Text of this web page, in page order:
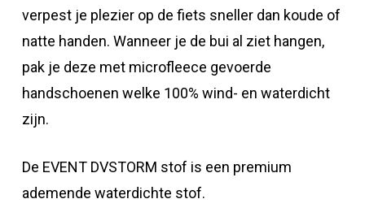
verpest je plezier op de fiets sneller dan koude of
natte handen. Wanneer je de bui al ziet hangen,
pak je deze met microfleece gevoerde
handschoenen welke 100% wind- en waterdicht
zijn.
De EVENT DVSTORM stof is een premium
ademende waterdichte stof.